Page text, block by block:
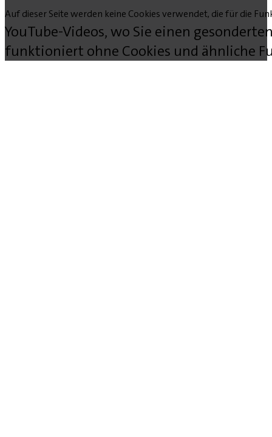
Auf dieser Seite werden keine Cookies verwendet, die für die
YouTube-Videos, wo Sie einen
funktioniert ohne Cookies und ähnliche